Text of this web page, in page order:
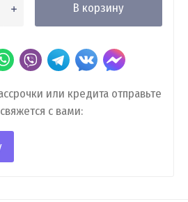
В корзину
или кредита отправьте
с вами: